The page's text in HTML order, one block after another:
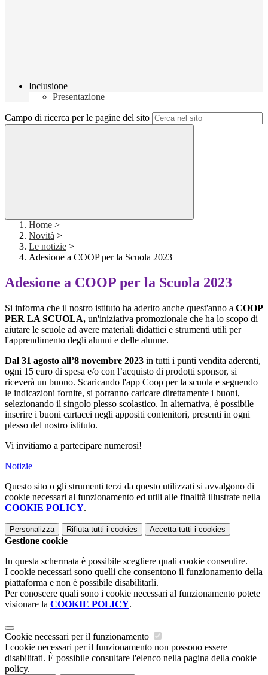
Inclusione
Presentazione
Campo di ricerca per le pagine del sito
Home >
Novità >
Le notizie >
Adesione a COOP per la Scuola 2023
Adesione a COOP per la Scuola 2023
Si informa che il nostro istituto ha aderito anche quest'anno a COOP
PER LA SCUOLA, un'iniziativa promozionale che ha lo scopo di
aiutare le scuole ad avere materiali didattici e strumenti utili per
l'apprendimento degli alunni e delle alunne.
Dal 31 agosto all’8 novembre 2023 in tutti i punti vendita aderenti,
ogni 15 euro di spesa e/o con l’acquisto di prodotti sponsor, si
riceverà un buono. Scaricando l'app Coop per la scuola e seguendo
le indicazioni fornite, si potranno caricare direttamente i buoni,
selezionando il singolo plesso scolastico. In alternativa, è possibile
inserire i buoni cartacei negli appositi contenitori, presenti in ogni
plesso del nostro istituto.
Vi invitiamo a partecipare numerosi!
Notizie
Questo sito o gli strumenti terzi da questo utilizzati si avvalgono di
cookie necessari al funzionamento ed utili alle finalità illustrate nella
COOKIE POLICY.
Personalizza Rifiuta tutti i cookies Accetta tutti i cookies
Gestione cookie
In questa schermata è possibile scegliere quali cookie consentire.
I cookie necessari sono quelli che consentono il funzionamento della
piattaforma e non è possibile disabilitarli.
Per conoscere quali sono i cookie necessari al funzionamento potete
visionare la COOKIE POLICY.
Cookie necessari per il funzionamento
I cookie necessari per il funzionamento non possono essere
disabilitati. È possibile consultare l'elenco nella pagina della cookie
policy.